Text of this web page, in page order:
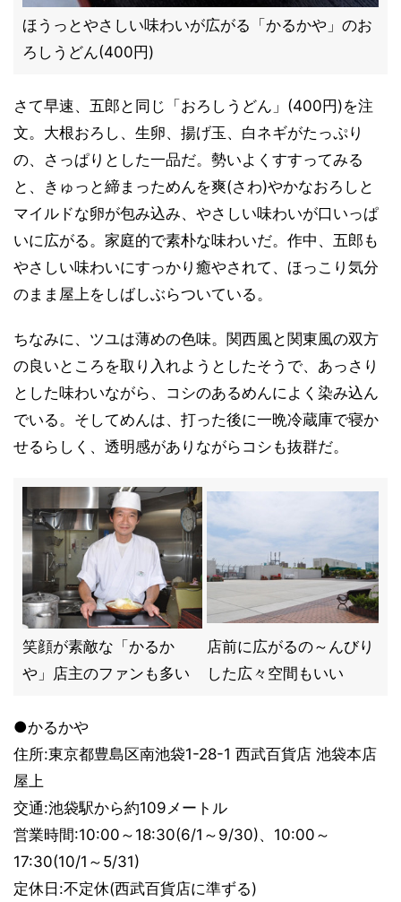
ほうっとやさしい味わいが広がる「かるかや」のお
ろしうどん(400円)
さて早速、五郎と同じ「おろしうどん」(400円)を注
文。大根おろし、生卵、揚げ玉、白ネギがたっぷり
の、さっぱりとした一品だ。勢いよくすすってみる
と、きゅっと締まっためんを爽(さわ)やかなおろしと
マイルドな卵が包み込み、やさしい味わいが口いっぱ
いに広がる。家庭的で素朴な味わいだ。作中、五郎も
やさしい味わいにすっかり癒やされて、ほっこり気分
のまま屋上をしばしぶらついている。
ちなみに、ツユは薄めの色味。関西風と関東風の双方
の良いところを取り入れようとしたそうで、あっさり
とした味わいながら、コシのあるめんによく染み込ん
でいる。そしてめんは、打った後に一晩冷蔵庫で寝か
せるらしく、透明感がありながらコシも抜群だ。
笑顔が素敵な「かるか
や」店主のファンも多い
店前に広がるの～んびり
した広々空間もいい
●かるかや
住所:東京都豊島区南池袋1-28-1 西武百貨店 池袋本店
屋上
交通:池袋駅から約109メートル
営業時間:10:00～18:30(6/1～9/30)、10:00～
17:30(10/1～5/31)
定休日:不定休(西武百貨店に準ずる)